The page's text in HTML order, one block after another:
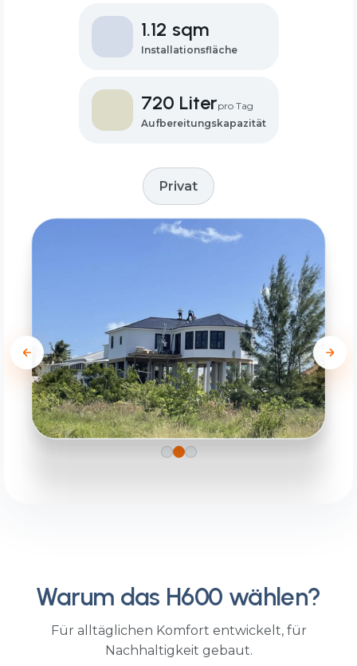
1.12 sqm
Installationsfläche
720 Literpro Tag
Aufbereitungskapazität
Privat
Das Zuhause der
Warum das H600 wählen?
Für alltäglichen Komfort entwickelt, für
Nachhaltigkeit gebaut.